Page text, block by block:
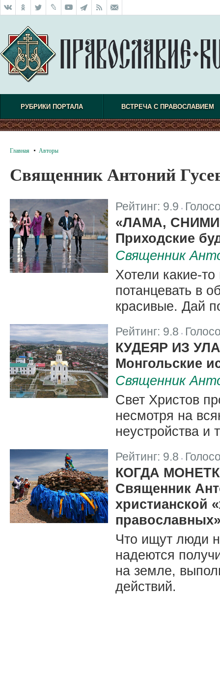
РУБРИКИ ПОРТАЛА ВСТРЕЧА С ПРАВОСЛАВИЕМ
Главная Авторы
Священник Антоний
Рейтинг: 9.9
«ЛАМА,
Приходские
Священник
Хотели какие-
потанцевать в
красивые. Дай
Рейтинг: 9.8
КУДЕЯР ИЗ
Монгольские
Священник
Свет Христов
несмотря на
неустройства и
Рейтинг: 9.8
КОГДА
Священник
христианской
Что ищут люди
надеются
на земле,
действий.